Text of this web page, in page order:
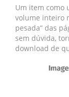
Um item como
volume inteiro
pesada” das
sem dúvida,
download de